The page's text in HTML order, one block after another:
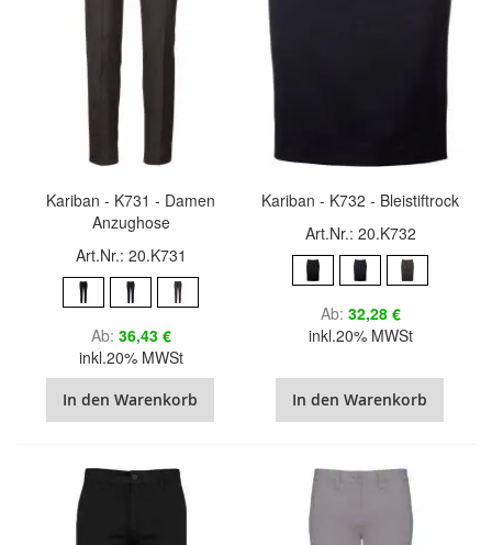
Kariban - K731 - Damen
Anzughose
Art.Nr.: 20.K731
Ab 36,43 €
inkl.20% MWSt
In den Warenkorb
Kariban - K732 - Bleistiftrock
Art.Nr.: 20.K732
Ab 32,28 €
inkl.20% MWSt
In den Warenkorb